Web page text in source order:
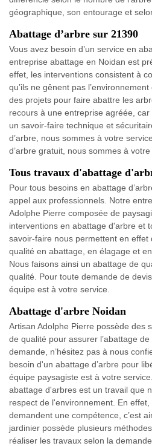
géographique, son entourage et
Abattage d’arbre sur 21390
Vous avez besoin d’un service en
entreprise abattage en Noidan est
effet, les interventions consistent à
qu’ils ne gênent pas
des projets pour faire abattre les
recours à une entreprise agréée,
un savoir-faire technique et
d’arbre, nous sommes à votre
d’arbre gratuit, nous sommes à votre
Tous travaux d'abattage
Pour tous besoins en abattage
appel aux professionnels. Notre
Adolphe Pierre composée de
interventions en abattage d'arbre et
savoir-faire nous permettent en effet
qualité en abattage, en élagage et
Nous faisons ainsi un abattage de
qualité. Pour toute demande de
équipe est à votre service.
Abattage d'arbre Noidan
Artisan Adolphe Pierre possède des
de qualité pour assurer l’abattage
demande, n’hésitez pas à nous
besoin d'un abattage d’arbre pour
équipe paysagiste est à votre
abattage d'arbres est un travail que
respect de l'environnement. En
demandent une compétence, c’est
jardinier possède plusieurs
réaliser les travaux selon la demande.